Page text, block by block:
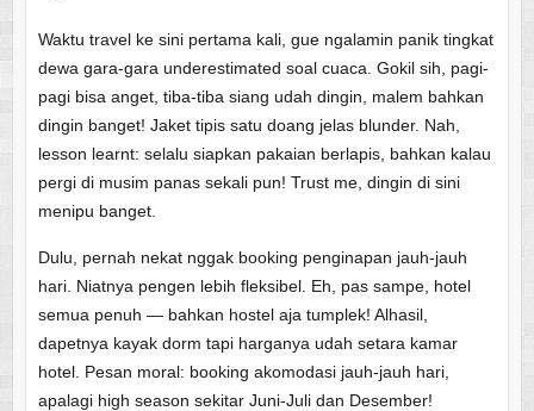
Waktu travel ke sini pertama kali, gue ngalamin panik tingkat
dewa gara-gara underestimated soal cuaca. Gokil sih, pagi-
pagi bisa anget, tiba-tiba siang udah dingin, malem bahkan
dingin banget! Jaket tipis satu doang jelas blunder. Nah,
lesson learnt: selalu siapkan pakaian berlapis, bahkan kalau
pergi di musim panas sekali pun! Trust me, dingin di sini
menipu banget.
Dulu, pernah nekat nggak booking penginapan jauh-jauh
hari. Niatnya pengen lebih fleksibel. Eh, pas sampe, hotel
semua penuh — bahkan hostel aja tumplek! Alhasil,
dapetnya kayak dorm tapi harganya udah setara kamar
hotel. Pesan moral: booking akomodasi jauh-jauh hari,
apalagi high season sekitar Juni-Juli dan Desember!